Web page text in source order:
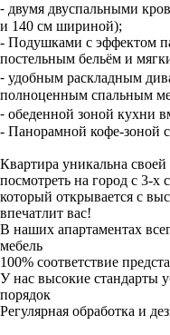
⁃ двумя двуспальными
и 140 см шириной);
- Подушками с эффектом
постельным бельём и
⁃ удобным раскладным
полноценным спальным
⁃ обеденной зоной кухни
- Панорамной кофе-зоной
Квартира уникальна
посмотреть на город с 3-х
который открывается с
впечатлит вас!
В наших апартаментах
мебель
100% соответствие
У нас высокие стандарты
порядок
Регулярная обработка и